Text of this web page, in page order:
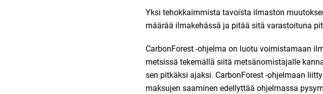
Yksi tehokkaimmista tavoista ilmaston
määrää ilmakehässä ja pitää sitä varastoituna
CarbonForest -ohjelma on luotu voimistamaan
metsissä tekemällä siitä metsänomistajalle
sen pitkäksi ajaksi. CarbonForest -ohjelmaan
maksujen saaminen edellyttää ohjelmassa